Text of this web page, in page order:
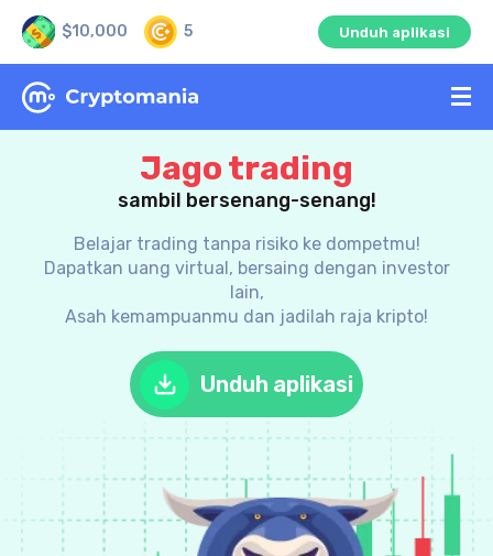
$10,000 5 Unduh aplikasi
Jago trading
sambil bersenang-senang!
Belajar trading tanpa risiko ke dompetmu!
Dapatkan uang virtual, bersaing dengan investor
lain,
Asah kemampuanmu dan jadilah raja kripto!
Unduh aplikasi